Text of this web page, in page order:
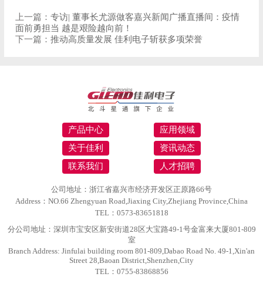
上一篇： 专访| 董事长尤源做客嘉兴新闻广播直播间：疫情
面前勇担当 越是艰险越向前！
下一篇： 推动高质量发展 佳利电子斩获多项荣誉
产品中心
应用领域
关于佳利
资讯动态
联系我们
人才招聘
公司地址：浙江省嘉兴市经济开发区正原路66号
Address：NO.66 Zhengyuan Road,Jiaxing City,Zhejiang Province,China
TEL：0573-83651818
分公司地址：深圳市宝安区新安街道28区大宝路49-1号金富来大厦801-809
室
Branch Address: Jinfulai building room 801-809,Dabao Road No. 49-1,Xin'an
Street 28,Baoan District,Shenzhen,City
TEL：0755-83868856